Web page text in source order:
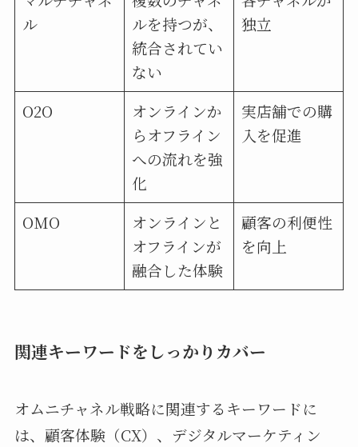
ル
ルを持つが、
統合されてい
ない
独立
O2O
オンラインか
らオフライン
への流れを強
化
実店舗での購
入を促進
OMO
オンラインと
オフラインが
融合した体験
顧客の利便性
を向上
関連キーワードをしっかりカバー
オムニチャネル戦略に関連するキーワードに
は、顧客体験（CX）、デジタルマーケティン